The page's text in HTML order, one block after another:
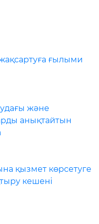
ғылыми
және
анықтайтын
қызмет көрсетуге
кешені